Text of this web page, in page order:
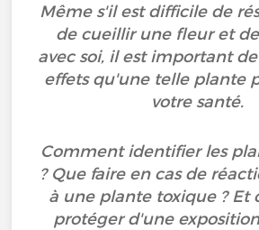
Même s'il est difficile de
de cueillir une fleur et
avec soi, il est important
effets qu'une telle plante
votre santé.
Comment identifier les
? Que faire en cas de
à une plante toxique ? Et
protéger d'une